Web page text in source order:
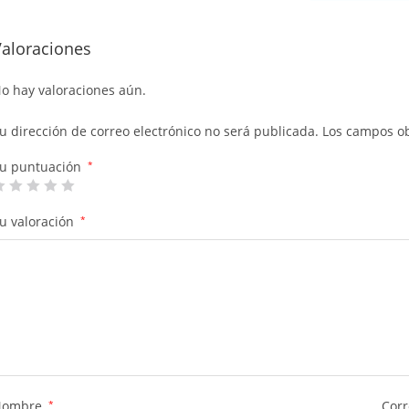
hay valoraciones aún.
dirección de correo electrónico no será publicada. Los campos
puntuación *
valoración *
*